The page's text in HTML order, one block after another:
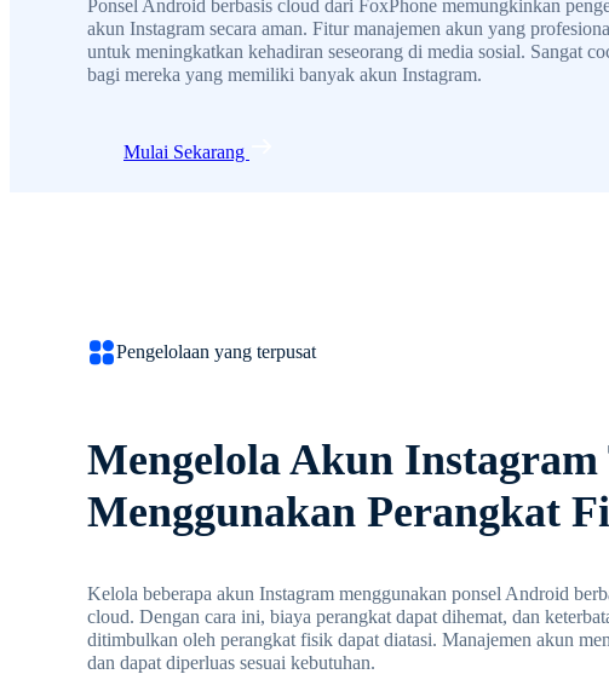
Ponsel Android berbasis cloud dari FoxPhone memungkinkan
akun Instagram secara aman. Fitur manajemen akun yang
untuk meningkatkan kehadiran seseorang di media sosial. Sangat
bagi mereka yang memiliki banyak akun Instagram.
Mulai Sekarang
Pengelolaan yang terpusat
Mengelola Akun Instagram
Menggunakan Perangkat
Kelola beberapa akun Instagram menggunakan ponsel Android
cloud. Dengan cara ini, biaya perangkat dapat dihemat, dan
ditimbulkan oleh perangkat fisik dapat diatasi. Manajemen akun
dan dapat diperluas sesuai kebutuhan.